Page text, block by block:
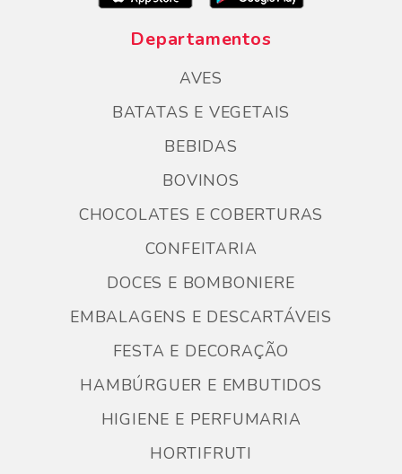
Departamentos
AVES
BATATAS E VEGETAIS
BEBIDAS
BOVINOS
CHOCOLATES E COBERTURAS
CONFEITARIA
DOCES E BOMBONIERE
EMBALAGENS E DESCARTÁVEIS
FESTA E DECORAÇÃO
HAMBÚRGUER E EMBUTIDOS
HIGIENE E PERFUMARIA
HORTIFRUTI